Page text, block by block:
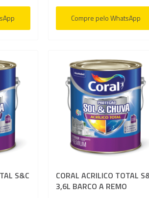
Compre pelo WhatsApp
S&C
Adicionar
à
lista
de
desejos
Adicionar
para
Comparar
CORAL ACRILICO TOTAL
3,6L BARCO A REMO